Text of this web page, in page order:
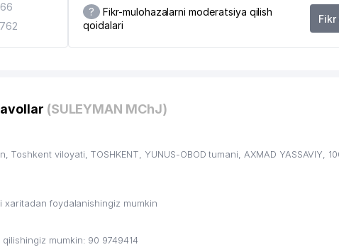
?
Fikr-mulohazalarni moderatsiya qilish
qoidalari
(SULEYMAN MChJ)
viloyati, TOSHKENT, YUNUS-OBOD tumani, AXMAD YASSAVIY,
foydalanishingiz mumkin
qilishingiz mumkin: 90 9749414